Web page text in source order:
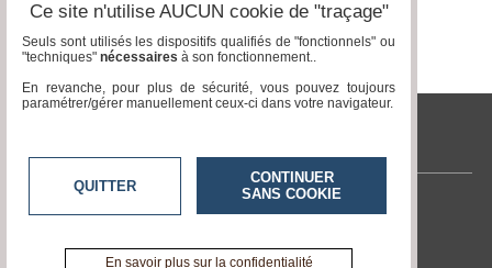
tvlocale.fr
Contactez-nous
A propos de tvlocale.fr
Ce site n'utilise AUCUN cookie de "traçage"
Seuls sont utilisés les dispositifs qualifiés de "fonctionnels" ou
"techniques" nécessaires à son fonctionnement..
En revanche, pour plus de sécurité, vous pouvez toujours
paramétrer/gérer manuellement ceux-ci dans votre navigateur.
QUITTER
CONTINUER
SANS COOKIE
En savoir plus sur la confidentialité